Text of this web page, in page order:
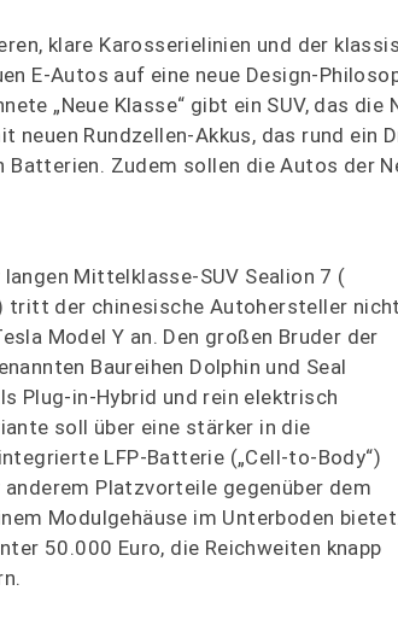
klare Karosserielinien und der
E-Autos auf eine neue Design-
„Neue Klasse“ gibt ein SUV, das
neuen Rundzellen-Akkus, das rund
Batterien. Zudem sollen die Autos der
Mittelklasse-SUV Sealion 7 (
tritt der chinesische Autohersteller nicht
Model Y an. Den großen Bruder der
Baureihen Dolphin und Seal
Plug-in-Hybrid und rein elektrisch
soll über eine stärker in die
LFP-Batterie („Cell-to-Body“)
Platzvorteile gegenüber dem
Modulgehäuse im Unterboden
50.000 Euro, die Reichweiten knapp